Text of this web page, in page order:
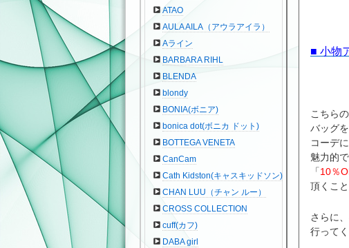
■ 小物
こちら
バッグ
コーデ
魅力的
「10％
頂くこ
さらに
行って
ATAO
AULA AILA（アウラアイラ）
Aライン
BARBARA RIHL
BLENDA
blondy
BONIA(ボニア)
bonica dot(ボニカ ドット)
BOTTEGA VENETA
CanCam
Cath Kidston(キャスキッドソン)
CHAN LUU（チャン ルー）
CROSS COLLECTION
cuff(カフ)
DABA girl